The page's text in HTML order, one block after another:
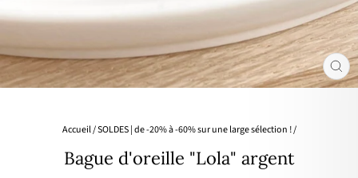
Accueil/SOLDES | de -20% à -60% sur une large sélection !/
Bague d'oreille "Lola" argent